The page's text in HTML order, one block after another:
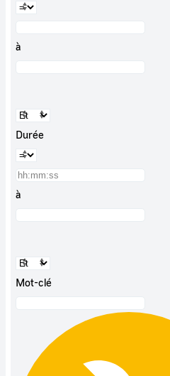
à
Durée
à
Mot-clé